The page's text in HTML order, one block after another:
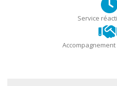
Service